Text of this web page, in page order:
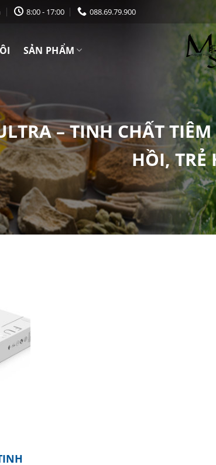
8:00 - 17:00 088.69.79.900
SẢN PHẨM
– TINH CHẤT
HỒI, TRẺ